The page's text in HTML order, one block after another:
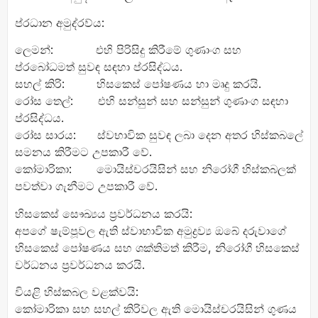
ප්රධාන අමුද්රව්ය:
ලෙමන්: එහි පිරිසිදු කිරීමේ ගුණාංග සහ
ප්රබෝධමත් සුවඳ සඳහා ප්රසිද්ධය.
සහල් කිරි: හිසකෙස් පෝෂණය හා මෘදු කරයි.
රෝස තෙල්: එහි සන්සුන් සහ සන්සුන් ගුණාංග සඳහා
ප්රසිද්ධය.
රෝස සාරය: ස්වභාවික සුවඳ ලබා දෙන අතර හිස්කබලේ
සමනය කිරීමට උපකාරී වේ.
කෝමාරිකා: මොයිස්චරයිසින් සහ නිරෝගී හිස්කබලක්
පවත්වා ගැනීමට උපකාරී වේ.
හිසකෙස් සෞඛ්‍යය ප්‍රවර්ධනය කරයි:
අපගේ ෂැම්පූවල ඇති ස්වාභාවික අමුද්‍රව්‍ය ඔබේ දරුවාගේ
හිසකෙස් පෝෂණය සහ ශක්තිමත් කිරීම, නිරෝගී හිසකෙස්
වර්ධනය ප්‍රවර්ධනය කරයි.
වියළි හිස්කබල වළක්වයි:
කෝමාරිකා සහ සහල් කිරිවල ඇති මොයිස්චරයිසින් ගුණය